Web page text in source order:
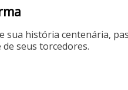
sua história centenária,
seus torcedores.